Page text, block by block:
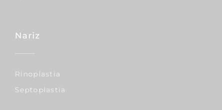
Nariz
Rinoplastia
Septoplastia